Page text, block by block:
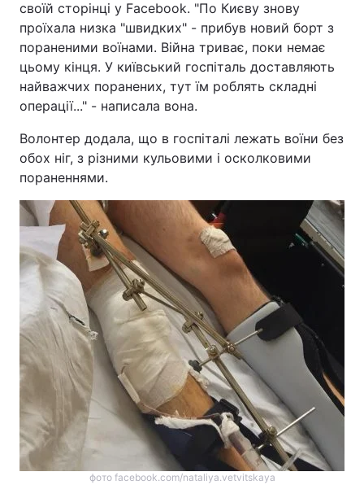
своїй сторінці у Facebook. "По Києву знову
проїхала низка "швидких" - прибув новий борт з
пораненими воїнами. Війна триває, поки немає
цьому кінця. У київський госпіталь доставляють
найважчих поранених, тут їм роблять складні
операції..." - написала вона.
Волонтер додала, що в госпіталі лежать воїни без
обох ніг, з різними кульовими і осколковими
пораненнями.
фото facebook.com/nataliya.vetvitskaya